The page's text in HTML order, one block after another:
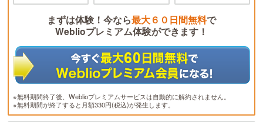
まずは体験！今なら最大６０日間無料で
Weblioプレミアム体験ができます！
※無料期間終了後、Weblioプレミアムサービスは自動的に解約されません。
※無料期間が終了すると月額330円(税込)が発生します。